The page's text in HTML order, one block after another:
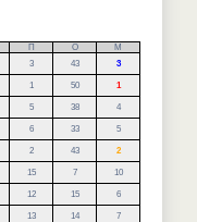
П О
М
3 43 3
1 50 1
5 38 4
6 33 5
2 43 2
15 7 10
12 15 6
13 14 7